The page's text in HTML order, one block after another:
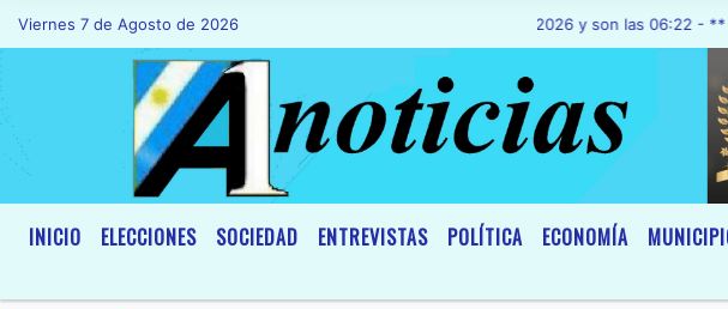
Viernes 7 de Agosto de 2026Hoy es Viernes 7 de Agosto de 2026 y son las 06:22 - ** La
INICIO ELECCIONES SOCIEDAD ENTREVISTAS POLÍTICA ECONOMÍA